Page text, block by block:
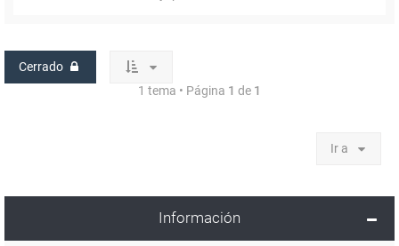
Cerrado
1 tema • Página 1 de 1
Ir a
Información